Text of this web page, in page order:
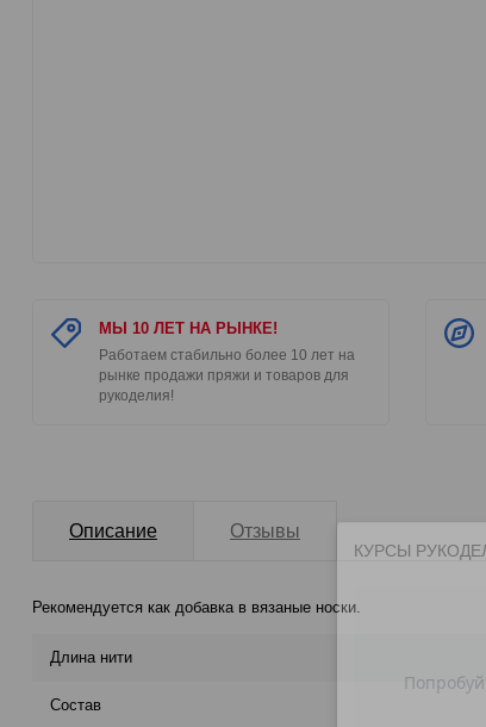
МЫ 10 ЛЕТ НА РЫНКЕ!
Работаем стабильно более 10 лет на
рынке продажи пряжи и товаров для
рукоделия!
Описание Отзывы
Рекомендуется как добавка в вязаные носки.
Длина нити
Состав
КУРСЫ